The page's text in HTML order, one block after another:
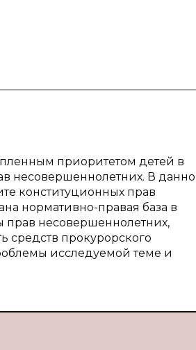
приоритетом детей в
несовершеннолетних. В
конституционных прав
нормативно-правая база в
несовершеннолетних,
прокурорского
исследуемой теме и